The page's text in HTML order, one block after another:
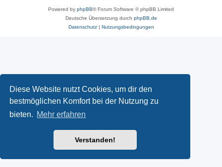
Diese Website nutzt Cookies, um dir den
bestmöglichen Komfort bei der Nutzung zu
bieten. Mehr erfahren
Verstanden!
Powered by phpBB® Forum Software © phpBB Limited
Deutsche Übersetzung durch phpBB.de
Datenschutz| Nutzungsbedingungen